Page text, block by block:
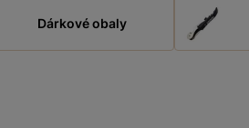
Dárkové obaly